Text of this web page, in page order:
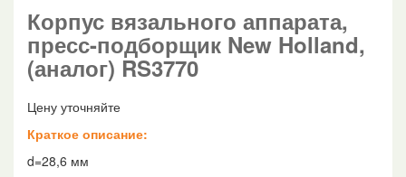
Корпус вязального аппарата,
пресс-подборщик New Holland,
(аналог) RS3770
Цену уточняйте
Краткое описание:
d=28,6 мм